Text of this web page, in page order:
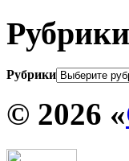
Рубрики
Рубрики
© 2026 «